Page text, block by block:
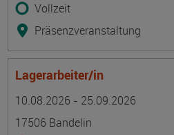
Vollzeit
Präsenzveranstaltung
Lagerarbeiter/in
10.08.2026 - 25.09.2026
17506 Bandelin